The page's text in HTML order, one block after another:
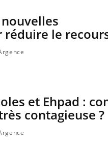
le
et Ehpad :
contagieuse ?